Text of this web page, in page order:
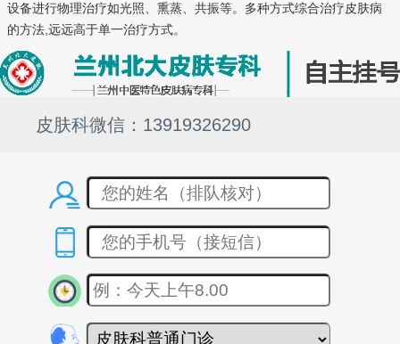
设备进行物理治疗如光照、熏蒸、共振等。多种方式综合治疗皮肤病
的方法,远远高于单一治疗方式。
皮肤科微信：13919326290